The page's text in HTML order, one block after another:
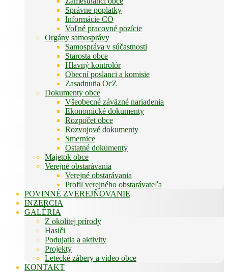
Správne poplatky
Informácie CO
Voľné pracovné pozície
Orgány samosprávy
Samospráva v súčastnosti
Starosta obce
Hlavný kontrolór
Obecní poslanci a komisie
Zasadnutia OcZ
Dokumenty obce
Všeobecné záväzné nariadenia
Ekonomické dokumenty
Rozpočet obce
Rozvojové dokumenty
Smernice
Ostatné dokumenty
Majetok obce
Verejné obstarávania
Verejné obstarávania
Profil verejného obstarávateľa
POVINNÉ ZVEREJŇOVANIE
INZERCIA
GALÉRIA
Z okolitej prírody
Hasiči
Podujatia a aktivity
Projekty
Letecké zábery a video obce
KONTAKT